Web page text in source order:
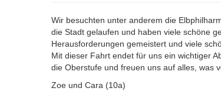
Wir besuchten unter anderem die
die Stadt gelaufen und haben viele schöne
Herausforderungen gemeistert und viele
Mit dieser Fahrt endet für uns ein wichtiger
die Oberstufe und freuen uns auf alles, was
Zoe und Cara (10a)